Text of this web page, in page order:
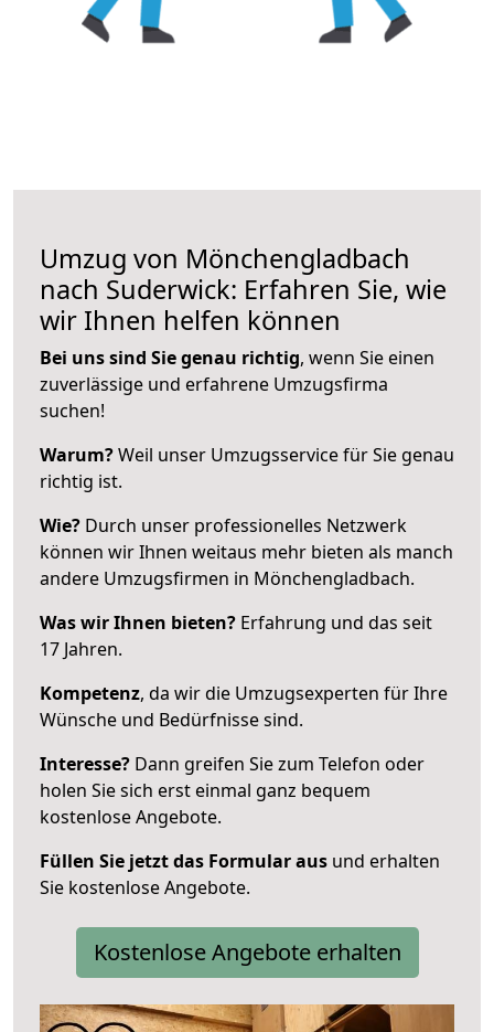
Umzug von Mönchengladbach
nach Suderwick: Erfahren Sie, wie
wir Ihnen helfen können
Bei uns sind Sie genau richtig, wenn Sie einen
zuverlässige und erfahrene Umzugsfirma
suchen!
Warum?Weil unser Umzugsservice für Sie genau
richtig ist.
Wie? Durch unser professionelles Netzwerk
können wir Ihnen weitaus mehr bieten als manch
andere Umzugsfirmen in Mönchengladbach.
Was wir Ihnen bieten? Erfahrung und das seit
17 Jahren.
Kompetenz, da wir die Umzugsexperten für Ihre
Wünsche und Bedürfnisse sind.
Interesse? Dann greifen Sie zum Telefon oder
holen Sie sich erst einmal ganz bequem
kostenlose Angebote.
Füllen Sie jetzt das Formular aus und erhalten
Sie kostenlose Angebote.
Kostenlose Angebote erhalten